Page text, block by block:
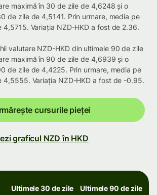
maximă în 30 de zile de 4,6248 și o
de zile de 4,5141. Prin urmare, media pe
Variația NZD-HKD a fost de 2.36.
valutare NZD-HKD din ultimele 90 de zile
maximă în 90 de zile de 4,6939 și o
de zile de 4,4225. Prin urmare, media pe
4,5555. Variația NZD-HKD a fost de -0.95.
cursurile pieței
graficul NZD în HKD
Ultimele 30 de zile Ultimele 90 de zile